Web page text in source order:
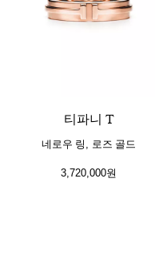
티파니 T
네로우 링, 로즈 골드
3,720,000원